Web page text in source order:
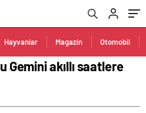
Hayvanlar Magazin Otomobil
Gemini akıllı saatlere